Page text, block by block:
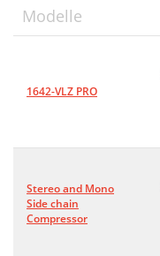
Modelle
1642-VLZ PRO
Stereo and Mono
Side chain
Compressor